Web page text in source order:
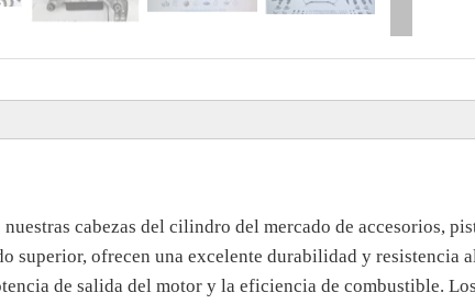
cabezas del cilindro del mercado de accesorios,
superior, ofrecen una excelente durabilidad y
de salida del motor y la eficiencia de combustible.